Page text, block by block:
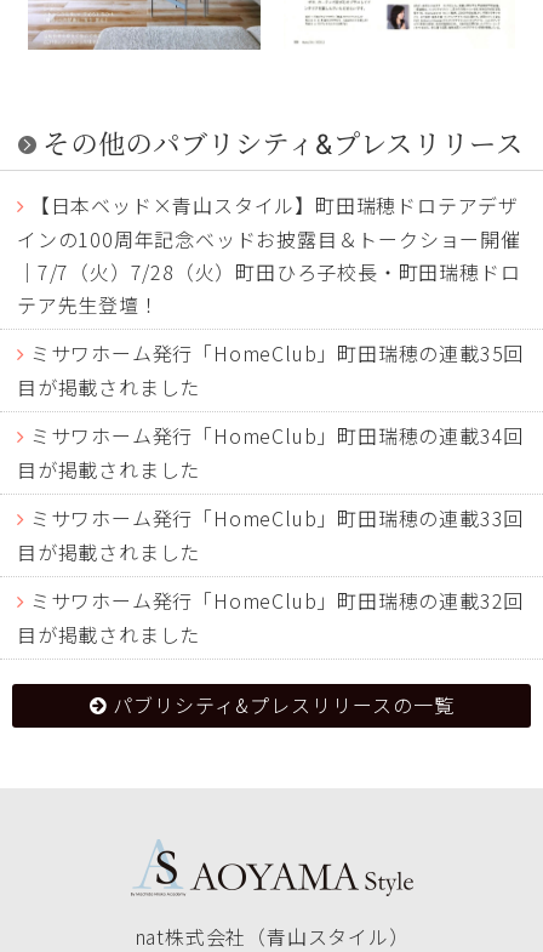
その他のパブリシティ&プレスリリース
【日本ベッド×青山スタイル】町田瑞穂ドロテアデザ
インの100周年記念ベッドお披露目＆トークショー開催
｜7/7（火）7/28（火）町田ひろ子校長・町田瑞穂ドロ
テア先生登壇！
ミサワホーム発行「HomeClub」町田瑞穂の連載35回
目が掲載されました
ミサワホーム発行「HomeClub」町田瑞穂の連載34回
目が掲載されました
ミサワホーム発行「HomeClub」町田瑞穂の連載33回
目が掲載されました
ミサワホーム発行「HomeClub」町田瑞穂の連載32回
目が掲載されました
パブリシティ&プレスリリースの一覧
nat株式会社（青山スタイル）